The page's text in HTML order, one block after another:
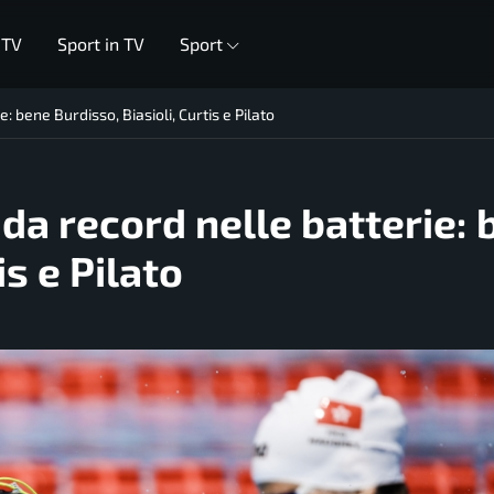
Sport in TV Sport
bene Burdisso, Biasioli, Curtis e Pilato
record nelle batterie:
e Pilato